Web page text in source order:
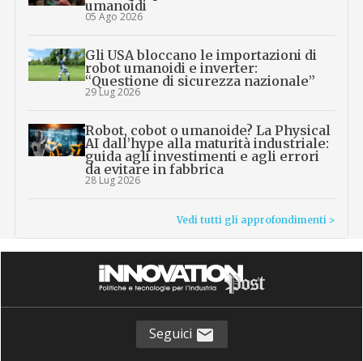
umanoidi
05 Ago 2026
Gli USA bloccano le importazioni di
robot umanoidi e inverter:
“Questione di sicurezza nazionale”
29 Lug 2026
Robot, cobot o umanoide? La Physical
AI dall’hype alla maturità industriale:
guida agli investimenti e agli errori
da evitare in fabbrica
28 Lug 2026
Vedi tutti gli approfondimenti >
Seguici